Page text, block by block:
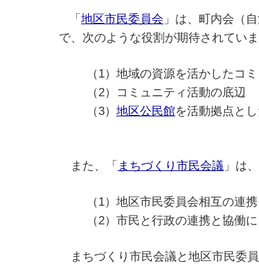
「 地区市民委員会 」は、町内会（
で、次のような役割が期待されていま
（1）地域の資源を活かしたコ
（2）コミュニティ活動の底辺
（3） 地区公民館を活動拠点と
また、「 まちづくり市民会議 」は
（1）地区市民委員会相互の連
（2）市民と行政の連携と協働
まちづくり市民会議と地区市民委